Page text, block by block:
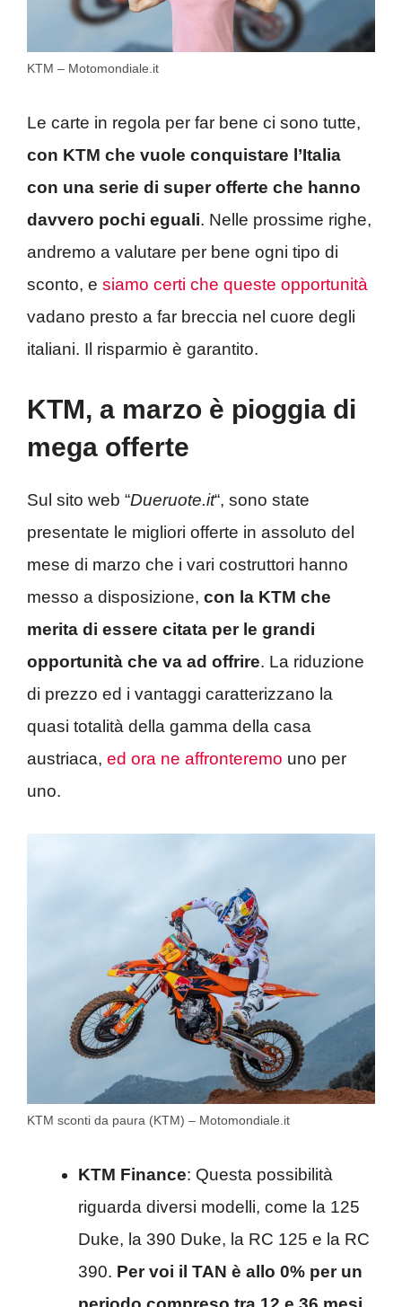
KTM – Motomondiale.it
Le carte in regola per far bene ci sono tutte,
con KTM che vuole conquistare l’Italia
con una serie di super offerte che hanno
davvero pochi eguali. Nelle prossime righe,
andremo a valutare per bene ogni tipo di
sconto, e siamo certi che queste opportunità
vadano presto a far breccia nel cuore degli
italiani. Il risparmio è garantito.
KTM, a marzo è pioggia di
mega offerte
Sul sito web “Dueruote.it“, sono state
presentate le migliori offerte in assoluto del
mese di marzo che i vari costruttori hanno
messo a disposizione, con la KTM che
merita di essere citata per le grandi
opportunità che va ad offrire. La riduzione
di prezzo ed i vantaggi caratterizzano la
quasi totalità della gamma della casa
austriaca, ed ora ne affronteremo uno per
uno.
KTM sconti da paura (KTM) – Motomondiale.it
KTM Finance: Questa possibilità
riguarda diversi modelli, come la 125
Duke, la 390 Duke, la RC 125 e la RC
390. Per voi il TAN è allo 0% per un